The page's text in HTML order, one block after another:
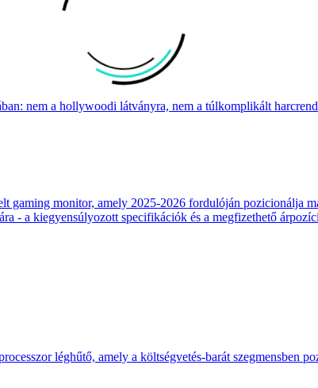
nem a hollywoodi látványra, nem a túlkomplikált
monitor, amely 2025-2026 fordulóján pozicionálja
- a kiegyensúlyozott specifikációk és a megfizethető
léghűtő, amely a költségvetés-barát szegmensben